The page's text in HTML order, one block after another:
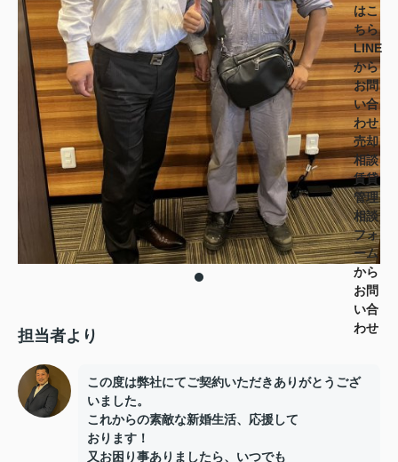
はこ
ちら
LINE
から
お問
い合
わせ
売却
相談
賃貸
管理
相談
フォ
ーム
から
お問
い合
わせ
担当者より
この度は弊社にてご契約いただきありがとうござ
いました。
これからの素敵な新婚生活、応援して
おります！
又お困り事ありましたら、いつでも